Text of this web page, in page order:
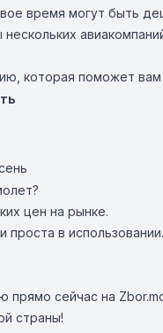
время могут быть
которая поможет вам
цен на рынке.
проста в использовании.
сейчас на
страны!